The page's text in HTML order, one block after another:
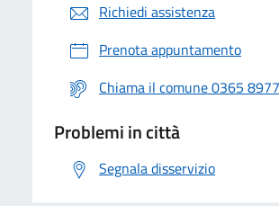
Richiedi assistenza
Prenota appuntamento
Chiama il comune 0365
Problemi in città
Segnala disservizio